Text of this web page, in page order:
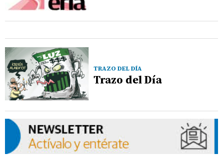
TRAZO DEL DÍA
Trazo del Día